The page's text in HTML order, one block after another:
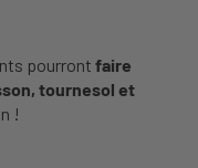
pourront faire
tournesol et
!